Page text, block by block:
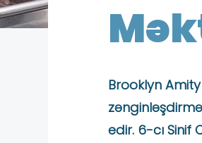
Brooklyn
edir. 6-cı Sinif